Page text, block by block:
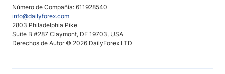
Número de Compañía: 611928540
info@dailyforex.com
2803 Philadelphia Pike
Suite B #287 Claymont, DE 19703, USA
Derechos de Autor © 2026 DailyForex LTD